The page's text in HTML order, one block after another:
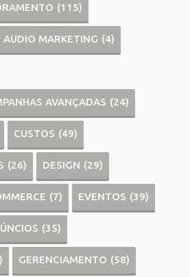
(115)
AUDIO MARKETING (4)
AVANÇADAS (24)
CUSTOS (49)
(26) DESIGN (29)
(7) EVENTOS (39)
(35)
GERENCIAMENTO (58)